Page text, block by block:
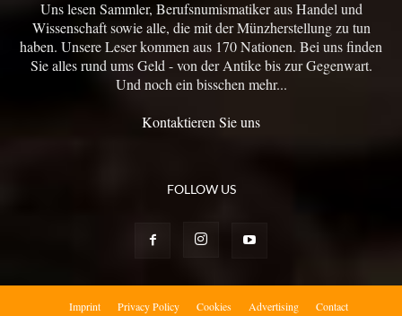
Uns lesen Sammler, Berufsnumismatiker aus Handel und
Wissenschaft sowie alle, die mit der Münzherstellung zu tun
haben. Unsere Leser kommen aus 170 Nationen. Bei uns finden
Sie alles rund ums Geld - von der Antike bis zur Gegenwart.
Und noch ein bisschen mehr...
Kontaktieren Sie uns
FOLLOW US
Imprint Privacy Policy Cookies Advertising Contact